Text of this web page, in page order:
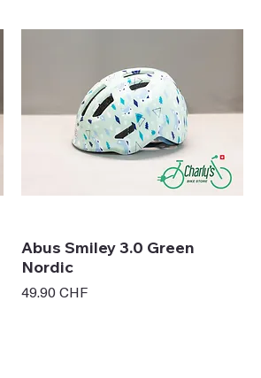
Abus Smiley 3.0 Green
Nordic
Prix
49.90 CHF